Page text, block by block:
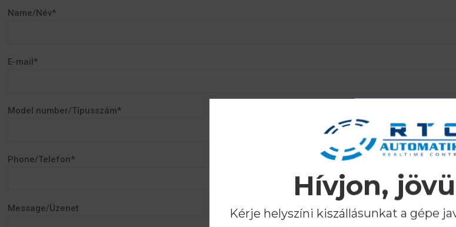
Name/Név*
E-mail*
Model number/Típusszám*
Phone/Telefon*
Message/Üzenet
Hívjon,
Kérje helyszíni kiszállásunkat a gépe